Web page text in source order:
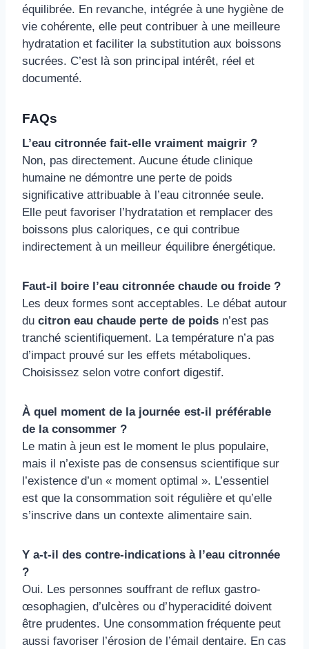
équilibrée. En revanche, intégrée à une hygiène de
vie cohérente, elle peut contribuer à une meilleure
hydratation et faciliter la substitution aux boissons
sucrées. C’est là son principal intérêt, réel et
documenté.
FAQs
L’eau citronnée fait-elle vraiment maigrir ?
Non, pas directement. Aucune étude clinique
humaine ne démontre une perte de poids
significative attribuable à l’eau citronnée seule.
Elle peut favoriser l’hydratation et remplacer des
boissons plus caloriques, ce qui contribue
indirectement à un meilleur équilibre énergétique.
Faut-il boire l’eau citronnée chaude ou froide ?
Les deux formes sont acceptables. Le débat autour
ducitron eau chaude perte de poidsn’est pas
tranché scientifiquement. La température n’a pas
d’impact prouvé sur les effets métaboliques.
Choisissez selon votre confort digestif.
À quel moment de la journée est-il préférable
de la consommer ?
Le matin à jeun est le moment le plus populaire,
mais il n’existe pas de consensus scientifique sur
l’existence d’un « moment optimal ». L’essentiel
est que la consommation soit régulière et qu’elle
s’inscrive dans un contexte alimentaire sain.
Y a-t-il des contre-indications à l’eau citronnée
?
Oui. Les personnes souffrant de reflux gastro-
œsophagien, d’ulcères ou d’hyperacidité doivent
être prudentes. Une consommation fréquente peut
aussi favoriser l’érosion de l’émail dentaire. En cas